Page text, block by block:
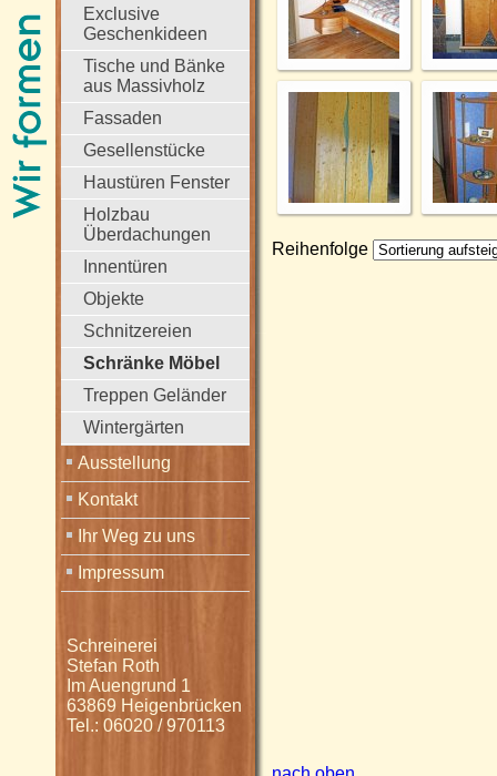
Exclusive
Geschenkideen
Tische und Bänke
aus Massivholz
Fassaden
Gesellenstücke
Haustüren Fenster
Holzbau
Überdachungen
Innentüren
Objekte
Schnitzereien
Schränke Möbel
Treppen Geländer
Wintergärten
Ausstellung
Kontakt
Ihr Weg zu uns
Impressum
Schreinerei
Stefan Roth
Im Auengrund 1
63869 Heigenbrücken
Tel.: 06020 / 970113
Reihenfolge